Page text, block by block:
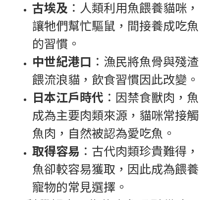
古埃及 ：人類利用魚餵養貓咪，
讓牠們幫忙驅鼠，間接養成吃魚
的習慣。
中世紀港口 ：漁民將魚骨與殘渣
餵流浪貓，飲食習慣因此改變。
日本江戶時代 ：因禁食獸肉，魚
成為主要肉類來源，貓咪常接觸
魚肉，自然被認為愛吃魚。
取得容易 ：古代肉類珍貴難得，
魚卻較容易獲取，因此成為餵養
寵物的常見選擇。